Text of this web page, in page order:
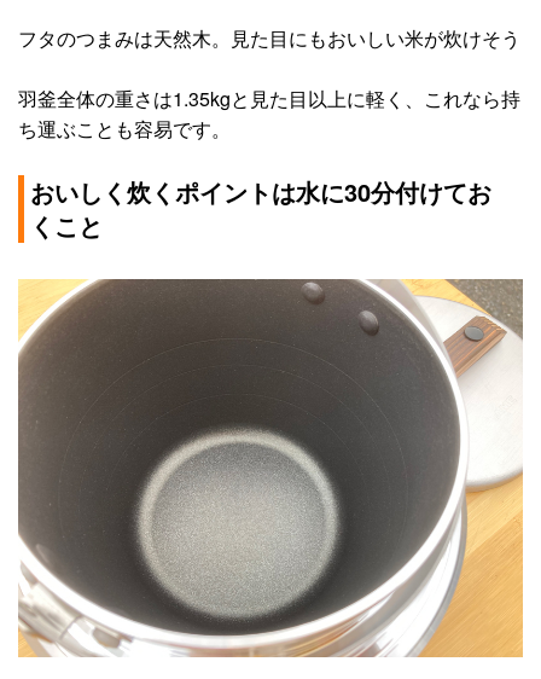
フタのつまみは天然木。見た目にもおいしい米が炊けそう
羽釜全体の重さは1.35kgと見た目以上に軽く、これなら持
ち運ぶことも容易です。
おいしく炊くポイントは水に30分付けてお
くこと